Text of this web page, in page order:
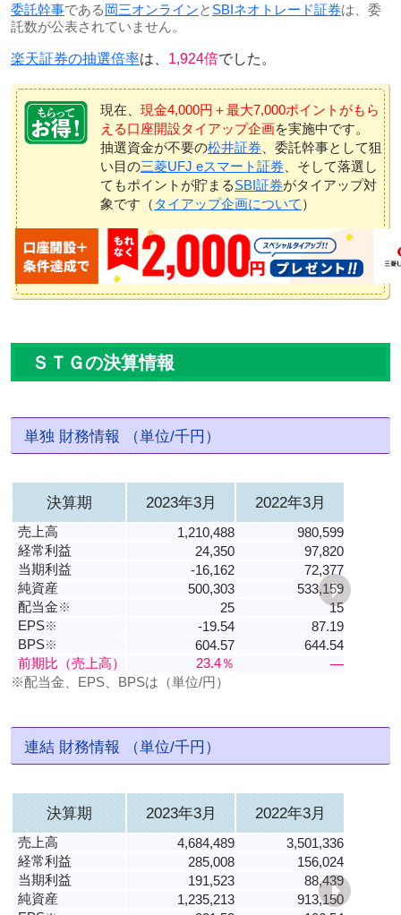
委託幹事である岡三オンラインと SBIネオトレード証券は、委
託数が公表されていません。
楽天証券の抽選倍率は、 1,924倍でした。
現在、 現金4,000円＋最大7,000ポイントがもら
える口座開設タイアップ企画を実施中です。
抽選資金が不要の松井証券、委託幹事として狙
い目の三菱UFJ eスマート証券、そして落選し
てもポイントが貯まるSBI証券がタイアップ対
象です（ タイアップ企画について ）
ＳＴＧの決算情報
単独 財務情報 （単位/千円）
決算期 2023年3月 2022年3月
売上高 1,210,488
980,599
経常利益
24,350
97,820
当期利益
-16,162
72,377
純資産
500,303
533,159
配当金※ 25
15
EPS※ -19.54
87.19
BPS※ 604.57
644.54
前期比（売上高）
23.4％
―
※配当金、EPS、BPSは（単位/円）
連結 財務情報 （単位/千円）
決算期 2023年3月 2022年3月
売上高 4,684,489
3,501,336
経常利益
285,008
156,024
当期利益
191,523
88,439
純資産
1,235,213
913,150